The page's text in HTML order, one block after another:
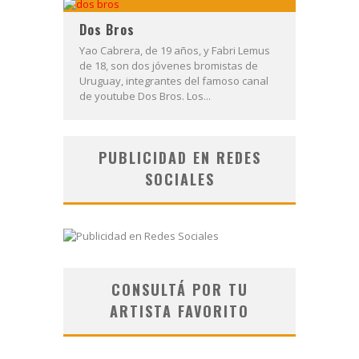
Dos Bros
Yao Cabrera, de 19 años, y Fabri Lemus
de 18, son dos jóvenes bromistas de
Uruguay, integrantes del famoso canal
de youtube Dos Bros. Los...
PUBLICIDAD EN REDES
SOCIALES
CONSULTÁ POR TU
ARTISTA FAVORITO